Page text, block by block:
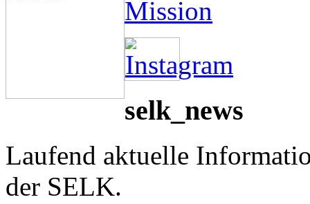
selk_news
Laufend aktuelle
der SELK.